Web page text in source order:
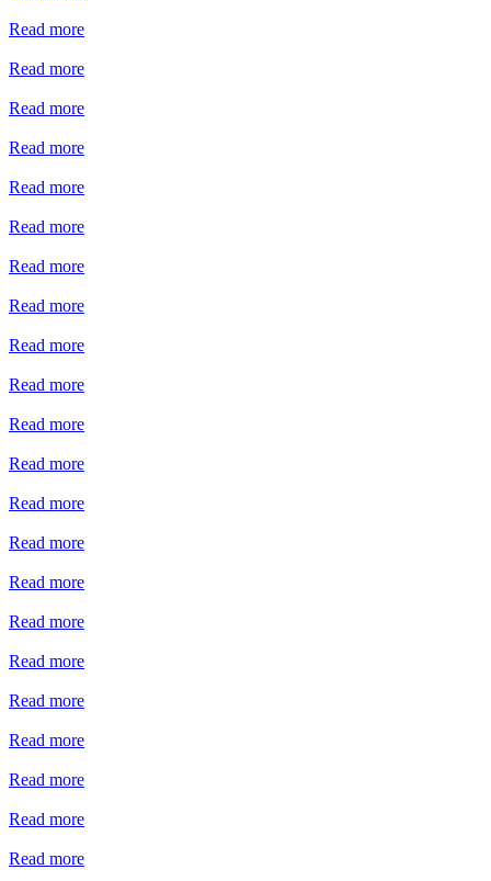
Read more
Read more
Read more
Read more
Read more
Read more
Read more
Read more
Read more
Read more
Read more
Read more
Read more
Read more
Read more
Read more
Read more
Read more
Read more
Read more
Read more
Read more